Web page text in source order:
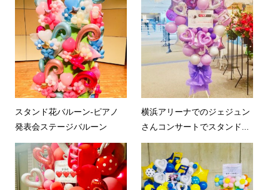
スタンド花バルーン-ピアノ
発表会ステージバルーン
横浜アリーナでのジェジュン
さんコンサートでスタンド...